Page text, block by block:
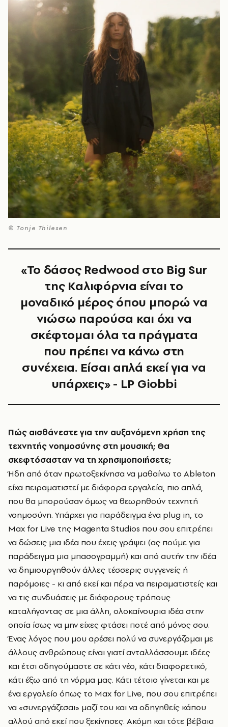
© Tonje Thilesen
«Το δάσος Redwood στο Big Sur
της Καλιφόρνια είναι το
μοναδικό μέρος όπου μπορώ να
νιώσω παρούσα και όχι να
σκέφτομαι όλα τα πράγματα
που πρέπει να κάνω στη
συνέχεια. Είσαι απλά εκεί για να
υπάρχεις» - LP Giobbi
Πώς αισθάνεστε για την αυξανόμενη χρήση της
τεχνητής νοημοσύνης στη μουσική; Θα
σκεφτόσασταν να τη χρησιμοποιήσετε;
Ήδη από όταν πρωτοξεκίνησα να μαθαίνω το Ableton
είχα πειραματιστεί με διάφορα εργαλεία, πιο απλά,
που θα μπορούσαν όμως να θεωρηθούν τεχνητή
νοημοσύνη. Υπάρχει για παράδειγμα ένα plug in, το
Max for Live της Magenta Studios που σου επιτρέπει
να δώσεις μια ιδέα που έχεις γράψει (ας πούμε για
παράδειγμα μια μπασογραμμή) και από αυτήν την ιδέα
να δημιουργηθούν άλλες τέσσερις συγγενείς ή
παρόμοιες - κι από εκεί και πέρα να πειραματιστείς και
να τις συνδυάσεις με διάφορους τρόπους
καταλήγοντας σε μια άλλη, ολοκαίνουρια ιδέα στην
οποία ίσως να μην είχες φτάσει ποτέ από μόνος σου.
Ένας λόγος που μου αρέσει πολύ να συνεργάζομαι με
άλλους ανθρώπους είναι γιατί ανταλλάσσουμε ιδέες
και έτσι οδηγούμαστε σε κάτι νέο, κάτι διαφορετικό,
κάτι έξω από τη νόρμα μας. Κάτι τέτοιο γίνεται και με
ένα εργαλείο όπως το Max for Live, που σου επιτρέπει
να «συνεργάζεσαι» μαζί του και να οδηγηθείς κάπου
αλλού από εκεί που ξεκίνησες. Ακόμη και τότε βέβαια